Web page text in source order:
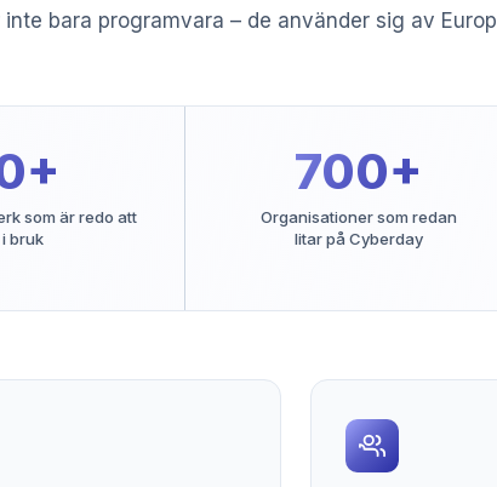
bara programvara – de använder sig av
som är redo att
bruk
700+
Organisationer som redan
litar på Cyberday